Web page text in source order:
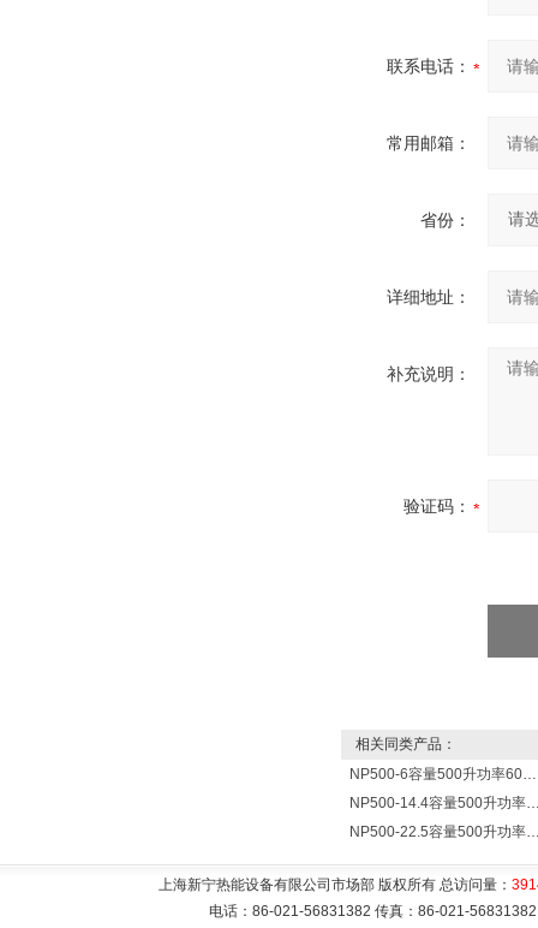
联系电话：
常用邮箱：
省份：
详细地址：
补充说明：
验证码：
相关同类产品：
NP500-6容量500升功率6000瓦贮水式电热水器 热水锅炉
NP500-14.4容量500升功率14400瓦蓄
NP500-22.5容量500升功率22500千瓦储
上海新宁热能设备有限公司市场部 版权所有 总访问量：
电话：86-021-56831382 传真：86-021-